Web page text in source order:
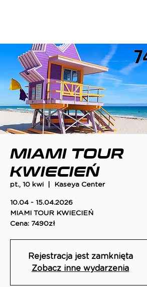
MIAMI TOUR
KWIECIEŃ
pt., 10 kwi Kaseya Center
10.04 - 15.04.2026
MIAMI TOUR KWIECIEŃ
Cena: 7490zł
Rejestracja jest zamknięta
Zobacz inne wydarzenia